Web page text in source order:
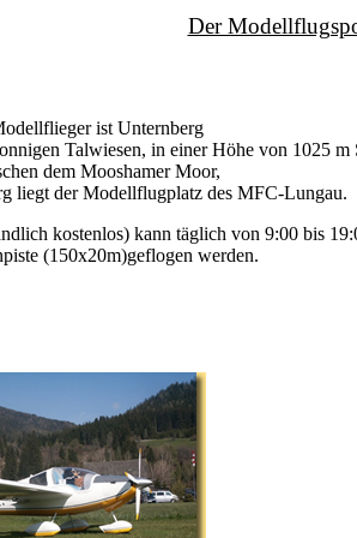
Der
ist Unternberg
Talwiesen, in einer Höhe von 1025 m
dem Mooshamer Moor,
liegt der Modellflugplatz des MFC-Lungau.
kostenlos) kann täglich von 9:00 bis
(150x20m)geflogen werden.